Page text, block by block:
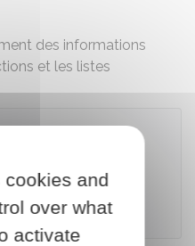
des informations
et les listes
Calédonie
and
over what
activate